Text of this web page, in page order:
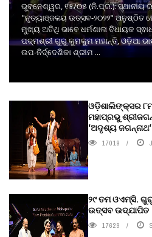
ଭୁବନେଶ୍ୱର, ୧୫/୦୫ (ନି.ପ୍ର.): ସ୍ଥାନୀୟ
"ନୃତ୍ୟାଞ୍ଜଳୟ ଉତ୍ସବ-୨୦୨୨" ଅନୁଷ୍ଠିତ
ମୁଖ୍ୟ ଅତିଥି ଭାବେ ଧର୍ମଶାଳା ବିଧାୟକ
ପଦ୍ମଶ୍ରୀ ଗୁରୁ କୁମକୁମ ମହାନ୍ତି, ଓଡ଼ିଆ
ଉପ-ନିର୍ଦ୍ଦେଶିକା ଶ୍ରୀମ ...
ଓଡ଼ିଶାଲିଙ୍କ୍ସର
ମହାପ୍ରଭୁ
‘ଅଦୃଶ୍ୟ ଜଗନ୍ନାଥ‘
17019
୨୯ ତମ ଓଏମ୍‌ସି.
ଉତ୍ସବ ଉଦ୍‍ଯାପିତ
17629